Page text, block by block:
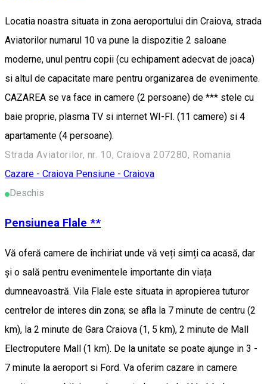
Locatia noastra situata in zona aeroportului din Craiova, strada
Aviatorilor numarul 10 va pune la dispozitie 2 saloane
moderne, unul pentru copii (cu echipament adecvat de joaca)
si altul de capacitate mare pentru organizarea de evenimente.
CAZAREA se va face in camere (2 persoane) de *** stele cu
baie proprie, plasma TV si internet WI-FI. (11 camere) si 4
apartamente (4 persoane).
Strada Aviatorilor, nr. 10, Craiova 207280, Romania
Cazare - Craiova Pensiune - Craiova
Deschis
Pensiunea Flale **
Vă oferă camere de închiriat unde vă veți simți ca acasă, dar
și o sală pentru evenimentele importante din viața
dumneavoastră. Vila Flale este situata in apropierea tuturor
centrelor de interes din zona; se afla la 7 minute de centru (2
km), la 2 minute de Gara Craiova (1, 5 km), 2 minute de Mall
Electroputere Mall (1 km). De la unitate se poate ajunge in 3 -
7 minute la aeroport si Ford. Va oferim cazare in camere